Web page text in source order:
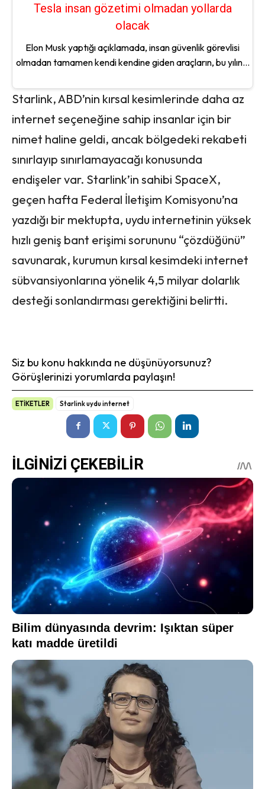
Tesla insan gözetimi olmadan yollarda
olacak
Elon Musk yaptığı açıklamada, insan güvenlik görevlisi
olmadan tamamen kendi kendine giden araçların, bu yılın...
Starlink, ABD’nin kırsal kesimlerinde daha az
internet seçeneğine sahip insanlar için bir
nimet haline geldi, ancak bölgedeki rekabeti
sınırlayıp sınırlamayacağı konusunda
endişeler var. Starlink’in sahibi SpaceX,
geçen hafta Federal İletişim Komisyonu’na
yazdığı bir mektupta, uydu internetinin yüksek
hızlı geniş bant erişimi sorununu “çözdüğünü”
savunarak, kurumun kırsal kesimdeki internet
sübvansiyonlarına yönelik 4,5 milyar dolarlık
desteği sonlandırması gerektiğini belirtti.
Siz bu konu hakkında ne düşünüyorsunuz?
Görüşlerinizi yorumlarda paylaşın!
ETİKETLER Starlink uydu internet